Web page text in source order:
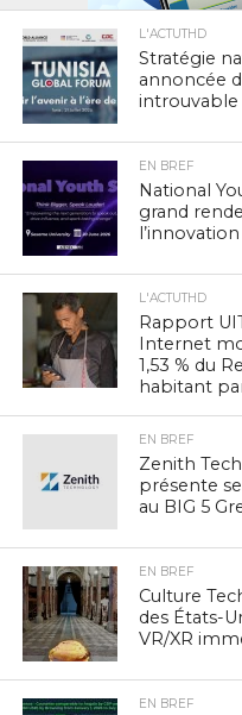
L'ACTUTHD
Stratégie
annoncée
introuvable
EN BREF
National
grand
L'ACTUTHD
Rapport
Internet
1,53 % du
habitant
EN BREF
Zenith
présente
au BIG 5
EN BREF
Culture
des États-
VR/XR
EN BREF